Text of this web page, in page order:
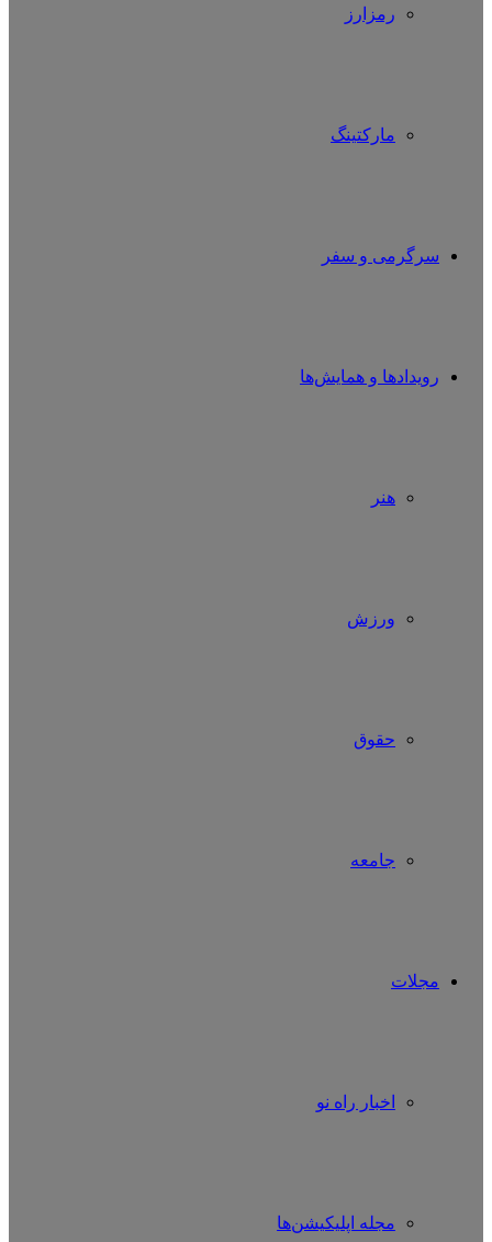
رمزارز
مارکتینگ
سرگرمی و سفر
رویدادها و همایش‌ها
هنر
ورزش
حقوق
جامعه
مجلات
اخبار راه نو
مجله اپلیکیشن‌ها